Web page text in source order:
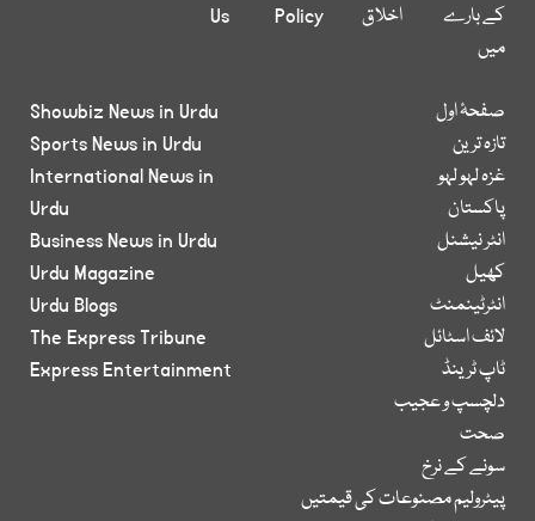
کے بارے
میں
اخلاق
Policy
Us
صفحۂ اول
تازہ ترین
غزہ لہو لہو
پاکستان
انٹر نیشنل
کھیل
انٹرٹینمنٹ
لائف اسٹائل
ٹاپ ٹرینڈ
دلچسپ و عجیب
صحت
سونے کے نرخ
پیٹرولیم مصنوعات کی قیمتیں
Showbiz News in Urdu
Sports News in Urdu
International News in
Urdu
Business News in Urdu
Urdu Magazine
Urdu Blogs
The Express Tribune
Express Entertainment